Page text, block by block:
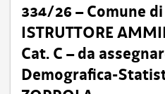
334/26 – Comune
ISTRUTTORE
Cat. C – da
Demografica-